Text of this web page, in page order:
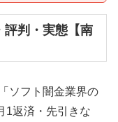
評判・実態【南
ソフト闇金業界の
1返済・先引きな